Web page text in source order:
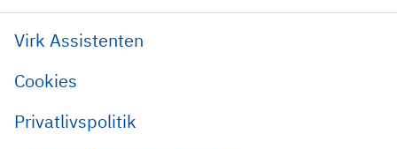
Virk Assistenten
Cookies
Privatlivspolitik